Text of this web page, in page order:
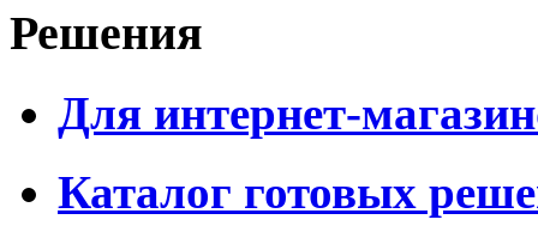
Решения
Для интернет-
Каталог готовых